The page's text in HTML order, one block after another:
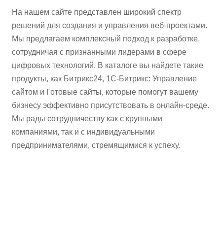
На нашем сайте представлен широкий спектр
решений для создания и управления веб-проектами.
Мы предлагаем комплексный подход к разработке,
сотрудничая с признанными лидерами в сфере
цифровых технологий. В каталоге вы найдете такие
продукты, как Битрикс24, 1С-Битрикс: Управление
сайтом и Готовые сайты, которые помогут вашему
бизнесу эффективно присутствовать в онлайн-среде.
Мы рады сотрудничеству как с крупными
компаниями, так и с индивидуальными
предпринимателями, стремящимися к успеху.